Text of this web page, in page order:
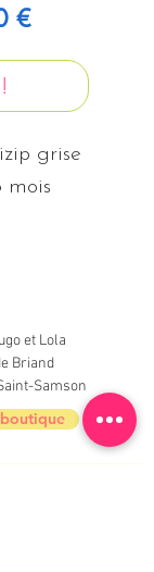
€Prix
grise
mois
et Lola
Briand
Samson